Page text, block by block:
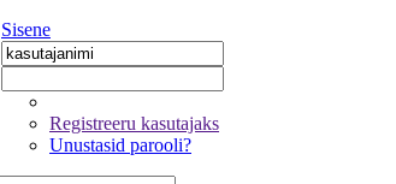
Sisene
Registreeru kasutajaks
Unustasid parooli?